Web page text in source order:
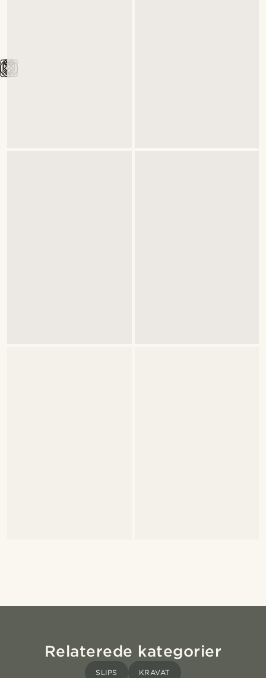
Relaterede kategorier
SLIPS KRAVAT